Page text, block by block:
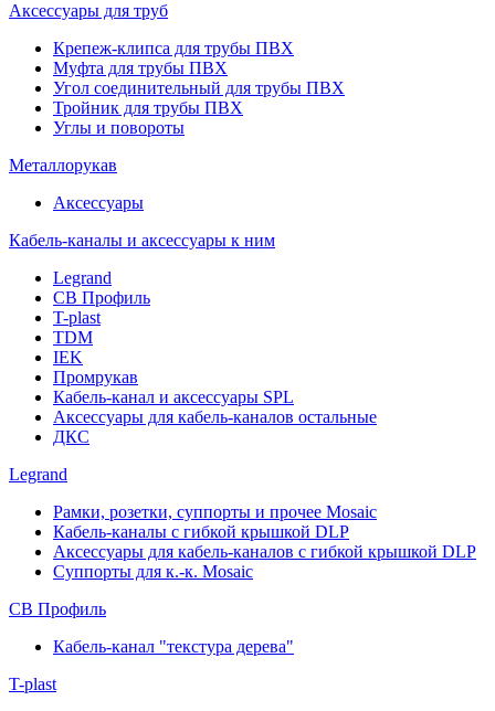
Аксессуары для труб
Крепеж-клипса для трубы ПВХ
Муфта для трубы ПВХ
Угол соединительный для трубы ПВХ
Тройник для трубы ПВХ
Углы и повороты
Металлорукав
Аксессуары
Кабель-каналы и аксессуары к ним
Legrand
СВ Профиль
T-plast
TDM
IEK
Промрукав
Кабель-канал и аксессуары SPL
Аксессуары для кабель-каналов остальные
ДКС
Legrand
Рамки, розетки, суппорты и прочее Mosaic
Кабель-каналы с гибкой крышкой DLP
Аксессуары для кабель-каналов с гибкой крышкой DLP
Суппорты для к.-к. Mosaic
СВ Профиль
Кабель-канал "текстура дерева"
T-plast